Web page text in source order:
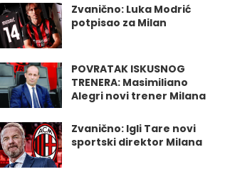
Zvanično: Luka Modrić
potpisao za Milan
POVRATAK ISKUSNOG
TRENERA: Masimiliano
Alegri novi trener Milana
Zvanično: Igli Tare novi
sportski direktor Milana